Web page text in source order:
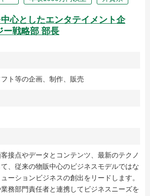
中心としたエンタテイメント企
ー戦略部 部長
ト等の企画、制作、販売
接点やデータとコンテンツ、最新のテクノ
、従来の物販中心のビジネスモデルではな
ーションビジネスの創出をリードします。
務部門責任者と連携してビジネスニーズを